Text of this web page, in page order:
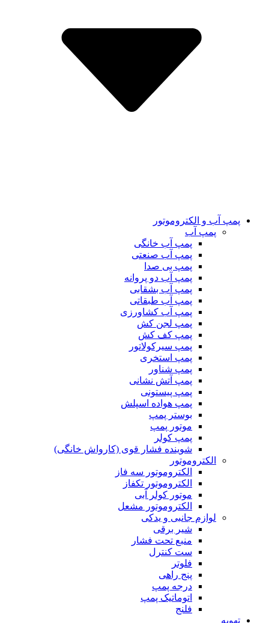
پمپ آب و الکتروموتور
پمپ آب
پمپ آب خانگی
پمپ آب صنعتی
پمپ بی صدا
پمپ آب دو پروانه
پمپ آب بشقابی
پمپ آب طبقاتی
پمپ آب کشاورزی
پمپ لجن کش
پمپ کف کش
پمپ سیرکولاتور
پمپ استخری
پمپ شناور
پمپ آتش نشانی
پمپ پیستونی
پمپ هواده اسپلش
بوستر پمپ
موتور پمپ
پمپ کولر
شوینده فشار قوی (کارواش خانگی)
الکتروموتور
الکتروموتور سه فاز
الکتروموتور تکفاز
موتور کولر آبی
الکتروموتور مشعل
لوازم جانبی و یدکی
شیر برقی
منبع تحت فشار
ست کنترل
فلوتر
پنج راهی
درجه پمپ
اتوماتیک پمپ
فلنج
تهویه